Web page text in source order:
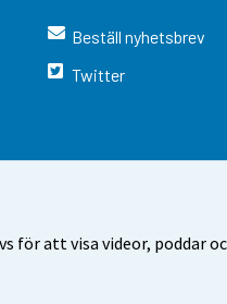
för att visa videor, poddar
Beställ nyhetsbrev
Twitter